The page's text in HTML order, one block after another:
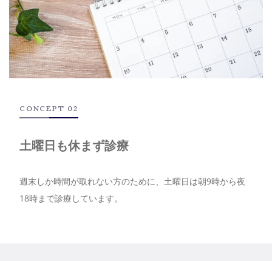
CONCEPT 02
土曜日も休まず診療
週末しか時間が取れない方のために、土曜日は朝9時から夜
18時まで診療しています。